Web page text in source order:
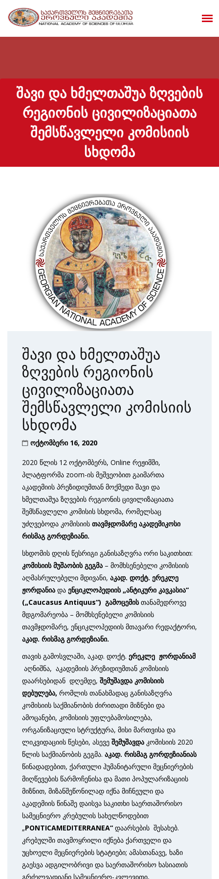
ᲨᲐᲕᲘ ᲓᲐ ᲮᲛᲔᲚᲗᲐᲨᲣᲐ ᲖᲦᲕᲔᲑᲘᲡ
ᲠᲔᲒᲘᲝᲜᲘᲡ ᲪᲘᲕᲘᲚᲘᲖᲐᲪᲘᲐᲗᲐ
ᲨᲔᲛᲡᲬᲐᲕᲚᲔᲚᲘ ᲙᲝᲛᲘᲡᲘᲘᲡ
ᲡᲮᲓᲝᲛᲐ
შავი და ხმელთაშუა
ზღვების რეგიონის
ცივილიზაციათა
შემსწავლელი კომისიის
სხდომა
ოქტომბერი 16, 2020
2020 წლის 12 ოქტომბერს, Online რეჟიმში,
პლატფორმა zoom-ის მეშვეობით გაიმართა
აკადემიის პრეზიდიუმთან მოქმედი შავი და
ხმელთაშუა ზღვების რეგიონის ცივილიზაციათა
შემსწავლელი კომისის სხდომა, რომელსაც
უძღვებოდა კომისიის თავმჯდომარე აკადემიკოსი
რისმაგ გორდეზიანი.
სხდომის დღის წესრიგი განისაზღვრა ორი საკითხით:
კომისიის მუშაობის გეგმა – მომხსენებელი კომისიის
აღმასრულებელი მდივანი, აკად. დოქტ. ერეკლე
ჟორდანია და ენციკლოპედიის „ანტიკური კავკასია“
(„Caucasus Antiquus“) გამოცემისთანამედროვე
მდგომარეობა – მომხსენებელი კომისიის
თავმჯდომარე, ენციკლოპედიის მთავარი რედაქტორი,
აკად. რისმაგ გორდეზიანი.
თავის გამოსვლაში, აკად. დოქტ. ერეკლე ჟორდანიამ
აღნიშნა, აკადემიის პრეზიდიუმთან კომისიის
დაარსებიდან დღემდე, შემუშავდა კომისიის
დებულება, რომლის თანახმადაც განისაზღვრა
კომისიის საქმიანობის ძირითადი მიზნები და
ამოცანები, კომისიის უფლებამოსილება,
ორგანიზაციული სტრუქტურა, მისი მართვისა და
ლიკვიდაციის წესები, ასევე შემუშავდა კომისიის 2020
წლის საქმიანობის გეგმა. აკად. რისმაგ გორდეზიანიას
წინადადებით, ქართული ჰუმანიტარული მეცნიერების
მიღწევების წარმოჩენისა და მათი პოპულარიზაციის
მიზნით, მიზანშეწონილად იქნა მიჩნეული და
აკადემიის წინაშე დაისვა საკითხი საერთაშორისო
სამეცნიერო კრებულის სახელწოდებით
„PONTICAMEDITERRANEA“ დაარსების შესახებ.
კრებულში თავმოყრილი იქნება ქართველი და
უცხოელი მეცნიერების სტატიები; ამასთანავე, ხაზი
გაესვა ადგილობრივი და საერთაშორისო ხასიათის
გრძელვადიანი სამეცნიერო-კვლევითი,